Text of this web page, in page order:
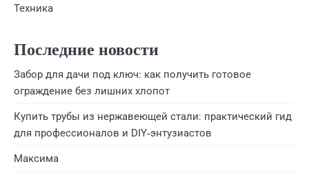
Техника
Последние новости
Забор для дачи под ключ: как получить готовое
ограждение без лишних хлопот
Купить трубы из нержавеющей стали: практический гид
для профессионалов и DIY‑энтузиастов
Максима